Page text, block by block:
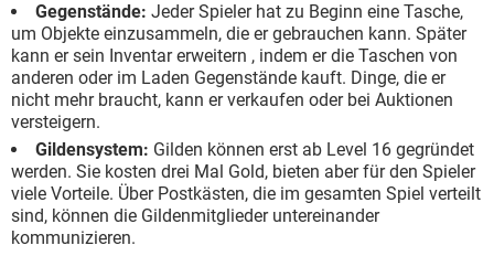
Gegenstände: Jeder Spieler hat zu Beginn eine Tasche,
um Objekte einzusammeln, die er gebrauchen kann. Später
kann er sein Inventar erweitern , indem er die Taschen von
anderen oder im Laden Gegenstände kauft. Dinge, die er
nicht mehr braucht, kann er verkaufen oder bei Auktionen
versteigern.
Gildensystem: Gilden können erst ab Level 16 gegründet
werden. Sie kosten drei Mal Gold, bieten aber für den Spieler
viele Vorteile. Über Postkästen, die im gesamten Spiel verteilt
sind, können die Gildenmitglieder untereinander
kommunizieren.